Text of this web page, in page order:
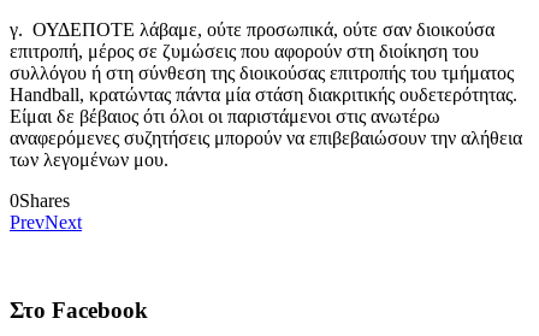
γ. ΟΥΔΕΠΟΤΕ λάβαμε, ούτε προσωπικά, ούτε σαν διοικούσα
επιτροπή, μέρος σε ζυμώσεις που αφορούν στη διοίκηση του
συλλόγου ή στη σύνθεση της διοικούσας επιτροπής του τμήματος
Handball, κρατώντας πάντα μία στάση διακριτικής ουδετερότητας.
Είμαι δε βέβαιος ότι όλοι οι παριστάμενοι στις ανωτέρω
αναφερόμενες συζητήσεις μπορούν να επιβεβαιώσουν την αλήθεια
των λεγομένων μου.
0Shares
PrevNext
Στο Facebook